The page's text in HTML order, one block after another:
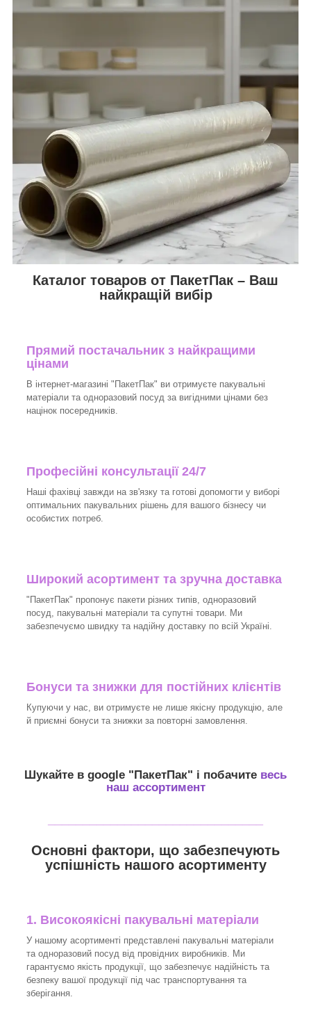
Каталог товаров от ПакетПак – Ваш
найкращій вибір
Прямий постачальник з найкращими
цінами
В інтернет-магазині "ПакетПак" ви отримуєте пакувальні
матеріали та одноразовий посуд за вигідними цінами без
націнок посередників.
Професійні консультації 24/7
Наші фахівці завжди на зв'язку та готові допомогти у виборі
оптимальних пакувальних рішень для вашого бізнесу чи
особистих потреб.
Широкий асортимент та зручна доставка
"ПакетПак" пропонує пакети різних типів, одноразовий
посуд, пакувальні матеріали та супутні товари. Ми
забезпечуємо швидку та надійну доставку по всій Україні.
Бонуси та знижки для постійних клієнтів
Купуючи у нас, ви отримуєте не лише якісну продукцію, але
й приємні бонуси та знижки за повторні замовлення.
Шукайте в google "ПакетПак" і побачите весь
наш ассортимент
Основні фактори, що забезпечують
успішність нашого асортименту
1. Високоякісні пакувальні матеріали
У нашому асортименті представлені пакувальні матеріали
та одноразовий посуд від провідних виробників. Ми
гарантуємо якість продукції, що забезпечує надійність та
безпеку вашої продукції під час транспортування та
зберігання.